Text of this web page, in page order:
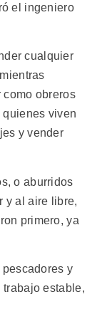
el ingeniero
cualquier
como obreros
viven
y vender
o aburridos
y al aire libre,
primero, ya
y
trabajo estable,